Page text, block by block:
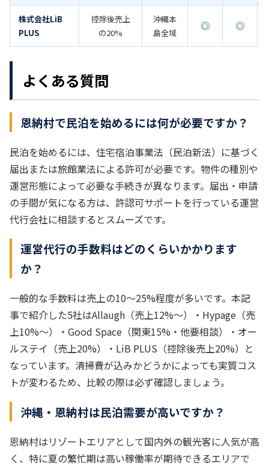
株式会社LiB
PLUS
控除後売上
の20%
沖縄本
島全域
◎ ◎
よくある質問
恩納村で民泊を始めるには何が必要ですか？
民泊を始めるには、住宅宿泊事業法（民泊新法）に基づく
届出または旅館業法による許可が必要です。物件の種別や
運営形態によって必要な手続きが異なります。届出・申請
の手間が気になる方は、許認可サポートを行っている運営
代行会社に相談するとスムーズです。
運営代行の手数料はどのくらいかかります
か？
一般的な手数料は売上の10〜25%程度が多いです。本記
事で紹介した5社はAllaugh（売上12%～）・Hypage（売
上10%～）・Good Space（関東15%・他要相談）・オー
ルステイ（売上20%）・LiB PLUS（控除後売上20%）と
なっています。清掃費が込みかどうかによっても実質コス
トが変わるため、比較の際は必ず確認しましょう。
沖縄・恩納村は民泊需要が高いですか？
恩納村はリゾートエリアとして国内外の観光客に人気が高
く、特に夏の繁忙期は高い稼働率が期待できるエリアで